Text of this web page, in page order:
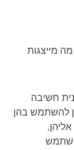
מייצגות
חשיבה
להשתמש בהן